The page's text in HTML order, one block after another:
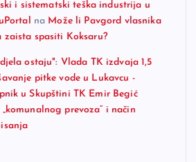
i sistematski teška industrija u
na Može li Pavgord vlasnika
zaista spasiti Koksaru?
ostaju": Vlada TK izdvaja 1,5
pitke vode u Lukavcu -
u Skupštini TK Emir Begić
prevoza“ i način